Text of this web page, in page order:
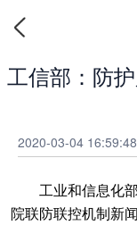
工信部：防
2020-03-04 16:59:48
工业和信息化部
院联防联控机制新